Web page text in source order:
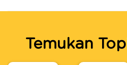
Temukan